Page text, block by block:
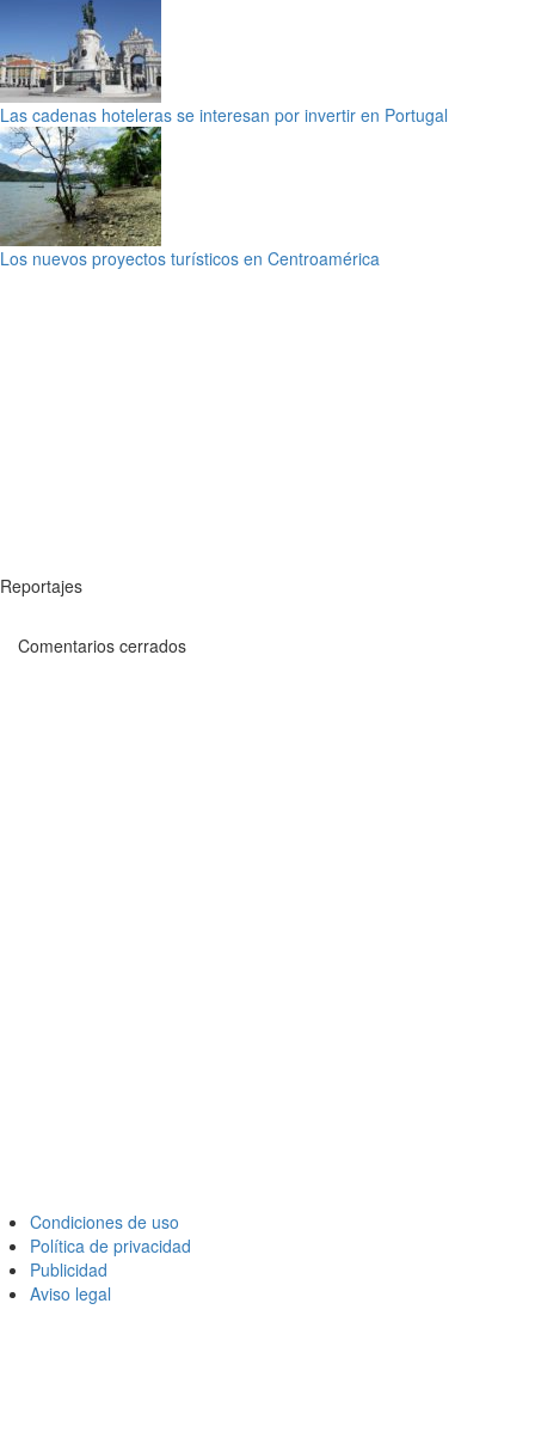
Las cadenas hoteleras se interesan por invertir en Portugal
Los nuevos proyectos turísticos en Centroamérica
Reportajes
Comentarios cerrados
Condiciones de uso
Política de privacidad
Publicidad
Aviso legal